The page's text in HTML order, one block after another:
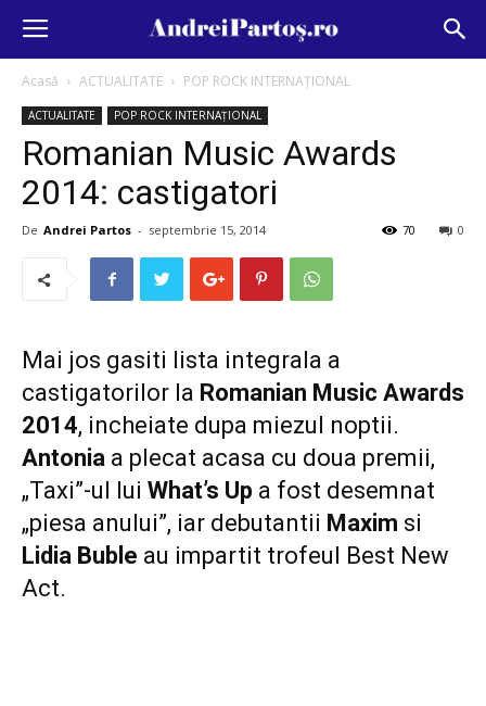
Acasă ACTUALITATE POP ROCK INTERNAȚIONAL
ACTUALITATE POP ROCK INTERNAȚIONAL
Romanian Music Awards
2014: castigatori
De Andrei Partos - septembrie 15, 2014 0
70
Mai jos gasiti lista integrala a
castigatorilor la Romanian Music Awards
2014, incheiate dupa miezul noptii.
Antonia a plecat acasa cu doua premii,
„Taxi”-ul lui What’s Up a fost desemnat
„piesa anului”, iar debutantii Maxim si
Lidia Buble au impartit trofeul Best New
Act.